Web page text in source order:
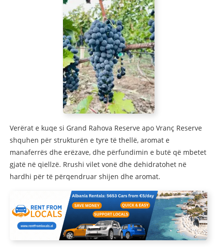
Verërat e kuqe si Grand Rahova Reserve apo Vranç Reserve
shquhen për strukturën e tyre të thellë, aromat e
manaferrës dhe erëzave, dhe përfundimin e butë që mbetet
gjatë në qiellzë. Rrushi vilet vonë dhe dehidratohet në
hardhi për të përqendruar shijen dhe aromat.